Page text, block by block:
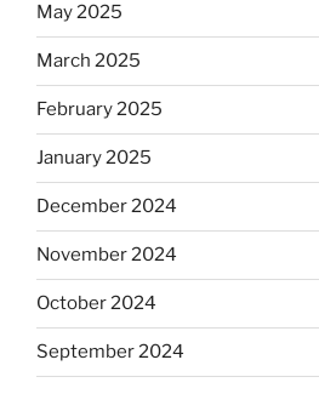
May 2025
March 2025
February 2025
January 2025
December 2024
November 2024
October 2024
September 2024